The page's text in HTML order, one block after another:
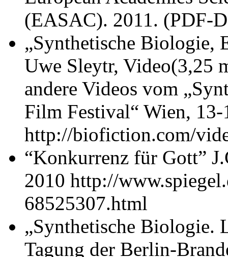
(EASAC). 2011. (PDF-
„Synthetische Biologie,
Uwe Sleytr, Video(3,25
andere Videos vom
Film Festival“ Wien,
http://biofiction.com/
“Konkurrenz für Gott”
2010 http://
68525307.html
„Synthetische Biologie.
Tagung der Berlin-